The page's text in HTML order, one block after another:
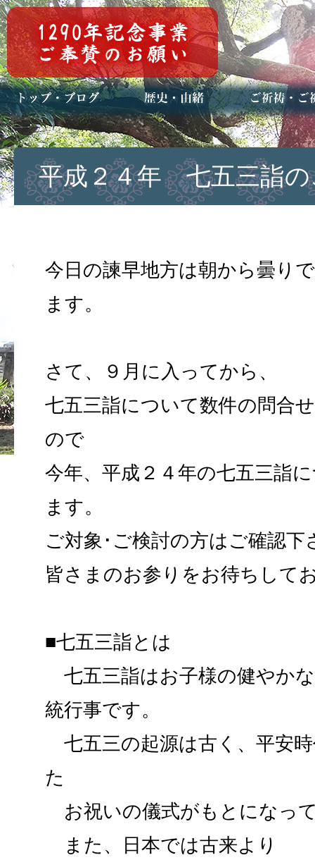
トップページ
ブログ(日々八百万)
お知らせ一覧 歴史・ご祭神
年中行事
メディア掲載 ご祈祷・ご祈
安産祈願
初宮参り
七五三詣
長寿のお祝い
神前結婚式
厄祓い・方位
車のお祓い
地鎮祭
神葬祭（神式
平成２４年 七五三詣の
今日の諫早地方は朝から曇り
ます。
さて、９月に入ってから、
七五三詣について数件の問合
ので
今年、平成２４年の七五三詣
ます。
ご対象･ご検討の方はご確認下
皆さまのお参りをお待ちして
■七五三詣とは
七五三詣はお子様の健やか
統行事です。
七五三の起源は古く、平安
た
お祝いの儀式がもとになっ
また、日本では古来より